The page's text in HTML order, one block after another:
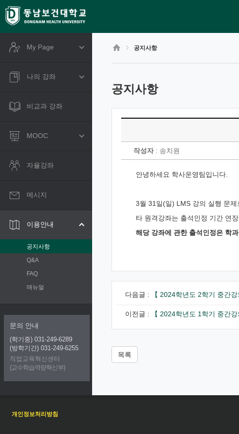
인
콘
텐
CyberCampus
My Page
나의 강좌
비교과 강좌
MOOC
자율강좌
메시지
이용안내
공지사항
Q&A
FAQ
매뉴얼
문의 안내
(학기중) 031-249-6289
(방학기간) 031-249-6255
직업교육혁신센터
(교수학습역량혁신부)
공지사항
공지사항
작성자: 송치원
안녕하세요 학사운영팀입니다.
3월 31일(일) LMS 강의 실행 문제
타 원격강좌는 출석인정 기간 연
해당 강좌에 관한 출석인정은 학
다음글 : 【 2024학년도 2학기 중간
이전글 : 【 2024학년도 1학기 중간
목록
개인정보처리방침